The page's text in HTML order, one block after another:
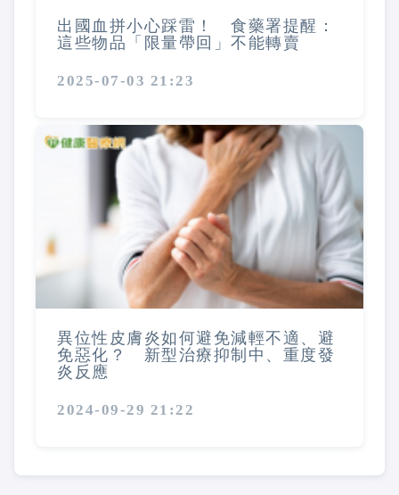
出國血拼小心踩雷！ 食藥署提醒：
這些物品「限量帶回」不能轉賣
2025-07-03 21:23
異位性皮膚炎如何避免減輕不適、避
免惡化？ 新型治療抑制中、重度發
炎反應
2024-09-29 21:22